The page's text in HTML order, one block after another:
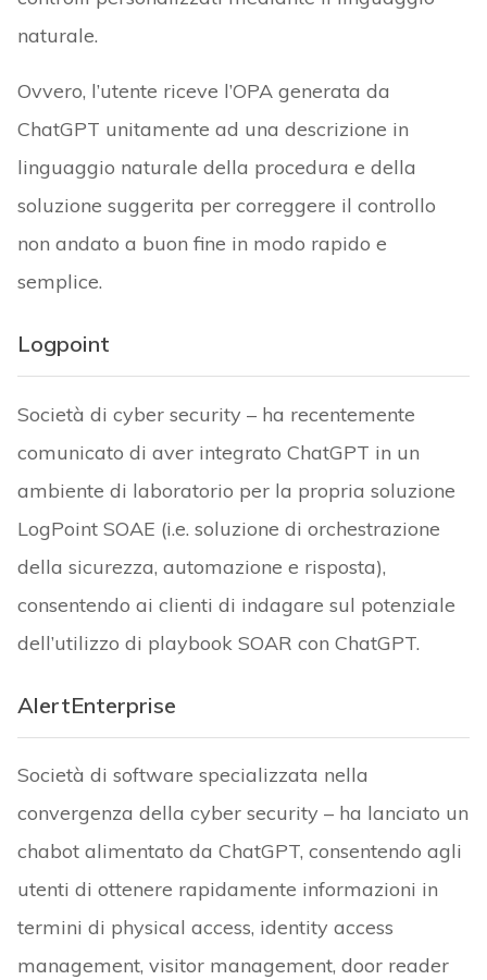
naturale.
Ovvero, l’utente riceve l’OPA generata da
ChatGPT unitamente ad una descrizione in
linguaggio naturale della procedura e della
soluzione suggerita per correggere il controllo
non andato a buon fine in modo rapido e
semplice.
Logpoint
Società di cyber security – ha recentemente
comunicato di aver integrato ChatGPT in un
ambiente di laboratorio per la propria soluzione
LogPoint SOAE (i.e. soluzione di orchestrazione
della sicurezza, automazione e risposta),
consentendo ai clienti di indagare sul potenziale
dell’utilizzo di playbook SOAR con ChatGPT.
AlertEnterprise
Società di software specializzata nella
convergenza della cyber security – ha lanciato un
chabot alimentato da ChatGPT, consentendo agli
utenti di ottenere rapidamente informazioni in
termini di physical access, identity access
management, visitor management, door reader